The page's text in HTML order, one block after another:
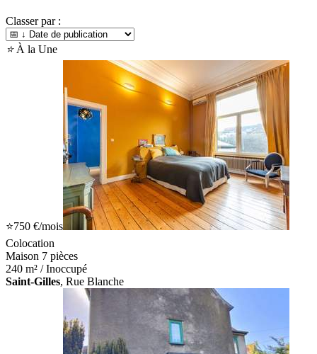
Classer par :
⭐À la Une
⭐750 €/mois
Colocation
Maison 7 pièces
240 m² / Inoccupé
Saint-Gilles, Rue Blanche